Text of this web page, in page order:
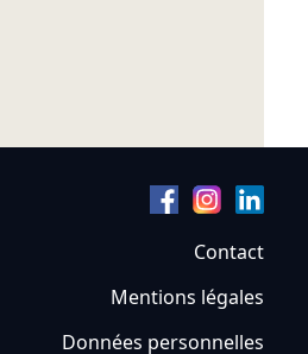
Contact
Mentions légales
Données personnelles